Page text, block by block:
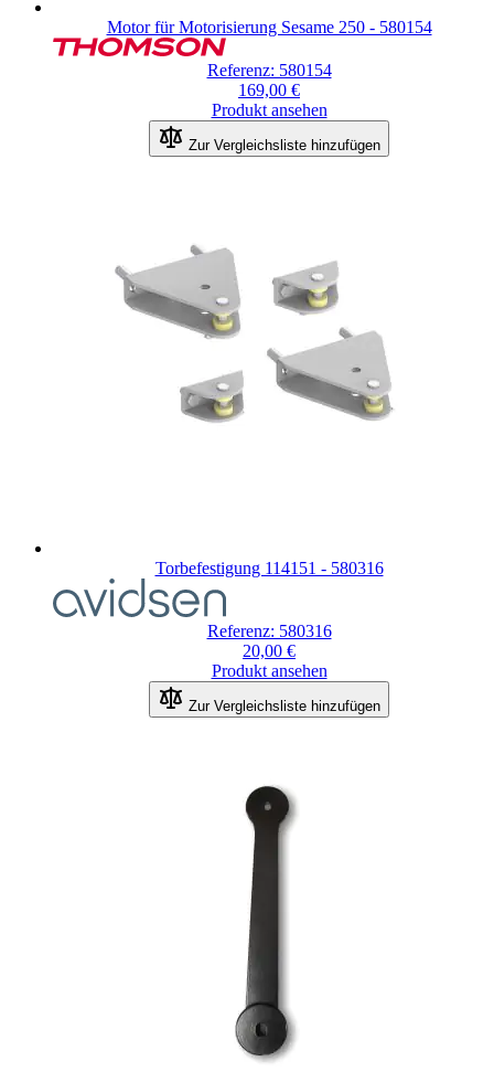
Motor für Motorisierung Sesame 250 - 580154
Referenz: 580154
169,00 €
Produkt ansehen
Zur Vergleichsliste hinzufügen
Torbefestigung 114151 - 580316
Referenz: 580316
20,00 €
Produkt ansehen
Zur Vergleichsliste hinzufügen